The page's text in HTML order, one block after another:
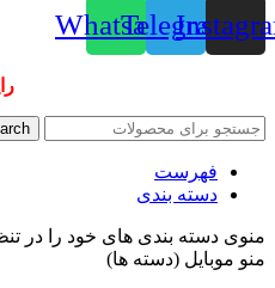
Telegram
Whatsapp
فهرست
دسته بندی
منوی دسته بندی های خود را در
منو موبایل (دسته ها)